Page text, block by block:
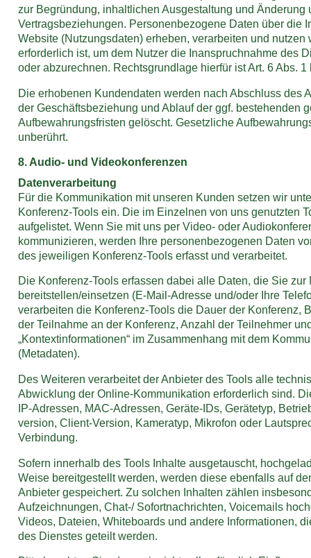
zur Begründung, inhaltlichen Ausgestaltung und Änderung
Vertragsbeziehungen. Personenbezogene Daten über die
Website (Nutzungsdaten) erheben, verarbeiten und nutzen
erforderlich ist, um dem Nutzer die Inanspruchnahme des
oder abzurechnen. Rechtsgrundlage hierfür ist Art. 6 Abs. 1
Die erhobenen Kundendaten werden nach Abschluss des
der Geschäftsbeziehung und Ablauf der ggf. bestehenden
Aufbewahrungsfristen gelöscht. Gesetzliche
unberührt.
8. Audio- und Videokonferenzen
Datenverarbeitung
Für die Kommunikation mit unseren Kunden setzen wir
Konferenz-Tools ein. Die im Einzelnen von uns genutzten
aufgelistet. Wenn Sie mit uns per Video- oder
kommunizieren, werden Ihre personenbezogenen Daten
des jeweiligen Konferenz-Tools erfasst und verarbeitet.
Die Konferenz-Tools erfassen dabei alle Daten, die Sie zur
bereitstellen/einsetzen (E-Mail-Adresse und/oder Ihre
verarbeiten die Konferenz-Tools die Dauer der Konferenz,
der Teilnahme an der Konferenz, Anzahl der Teilnehmer
„Kontextinformationen“ im Zusammenhang mit dem
(Metadaten).
Des Weiteren verarbeitet der Anbieter des Tools alle
Abwicklung der Online-Kommunikation erforderlich sind.
IP-Adressen, MAC-Adressen, Geräte-IDs, Gerätetyp,
version, Client-Version, Kameratyp, Mikrofon oder
Verbindung.
Sofern innerhalb des Tools Inhalte ausgetauscht,
Weise bereitgestellt werden, werden diese ebenfalls auf
Anbieter gespeichert. Zu solchen Inhalten zählen
Aufzeichnungen, Chat-/ Sofortnachrichten, Voicemails
Videos, Dateien, Whiteboards und andere Informationen,
des Dienstes geteilt werden.